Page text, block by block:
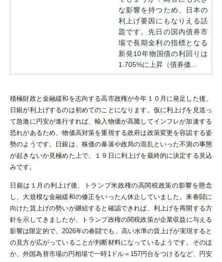
な影響を持つため、日本の
利上げ要因にもなりえる話
題です。先日の国内債券市
場で長期金利の指標となる
新発10年物国債の利回りは
1.705%に上昇（債券価...
積極財政と金融緩和を志向する高市政権が今年１０月に発足した後、
日銀が利上げするのは初めてのことになります。仮に利上げを見送っ
て急激に円安が進行すれば、輸入物価が高騰してインフレが加速する
恐れがあるため、物価高対策を重視する政府は政策変更を容認する姿
勢のようです。日銀は、株価の暴落や政局の混乱といった不測の事態
が起きないか見極めた上で、１９日に利上げを最終的に決定する見込
みです。
日銀は１月の利上げ後、トランプ米政権の高関税政策の影響を懸念
し、大規模な金融緩和の修正をいったん休止していました。来春闘に
向けた賃上げの勢いが継続すると確認できれば、利上げを再開する方
針を示してきましたが、
トランプ政権の関税政策が企業収益に与える
影響は限定的で、2026年の春闘でも、高い水準の賃上げが実現すると
の見方が広がっていることが判断材料になっているようです。そのほ
か、外国為替市場の円相場で一時1ドル＝157円台をつけるなど、円安